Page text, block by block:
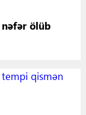
ölüb